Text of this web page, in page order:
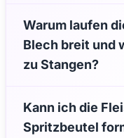
Warum laufen
Blech breit und
zu Stangen?
Kann ich die
Spritzbeutel